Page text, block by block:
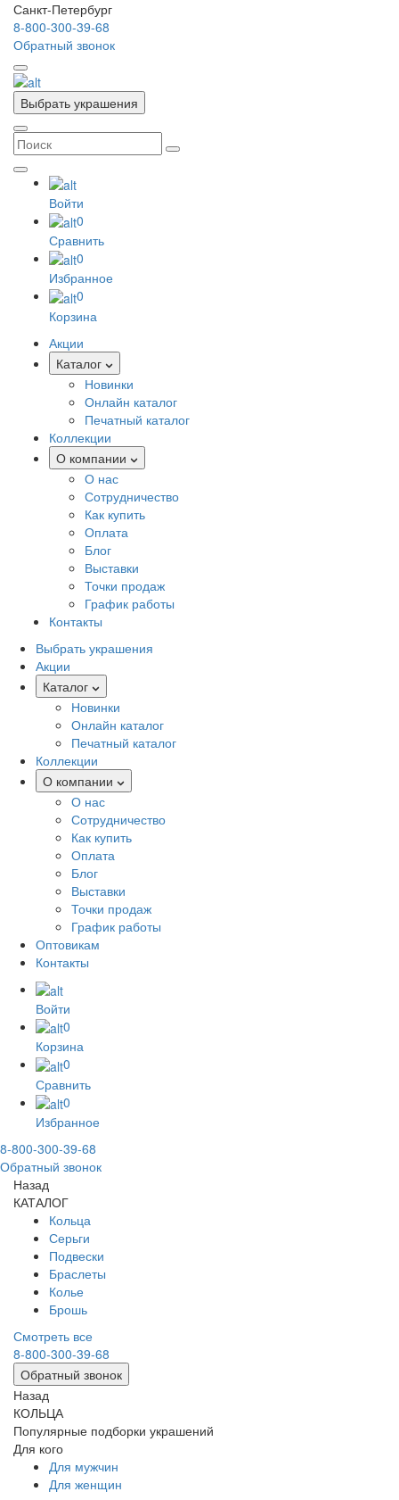
Санкт-Петербург
8-800-300-39-68
Обратный звонок
Выбрать украшения
Войти
0
Сравнить
0
Избранное
0
Корзина
Акции
Каталог
Новинки
Онлайн каталог
Печатный каталог
Коллекции
О компании
О нас
Сотрудничество
Как купить
Оплата
Блог
Выставки
Точки продаж
График работы
Контакты
Выбрать украшения
Акции
Каталог
Новинки
Онлайн каталог
Печатный каталог
Коллекции
О компании
О нас
Сотрудничество
Как купить
Оплата
Блог
Выставки
Точки продаж
График работы
Оптовикам
Контакты
Войти
0
Корзина
0
Сравнить
0
Избранное
8-800-300-39-68
Обратный звонок
Назад
КАТАЛОГ
Кольца
Серьги
Подвески
Браслеты
Колье
Брошь
Смотреть все
8-800-300-39-68
Обратный звонок
Назад
КОЛЬЦА
Популярные подборки украшений
Для кого
Для мужчин
Для женщин